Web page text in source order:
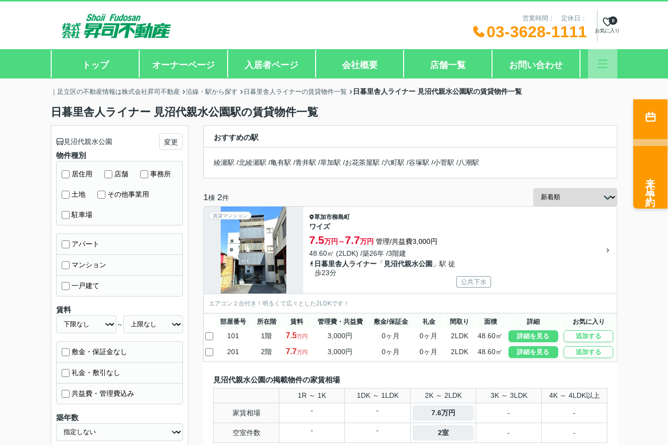
営業時間： 定休日：
03-3628-1111 お気に入り
0
トップ オーナーページ 入居者ページ 会社概要 店舗一覧 お問い合わせ
｜足立区の不動産情報は株式会社昇司不動産 沿線・駅から探す 日暮里舎人ライナーの賃貸物件一覧 日暮里舎人ライナー 見沼代親水公園駅の賃貸物件一覧
日暮里舎人ライナー 見沼代親水公園駅の賃貸物件一覧
おすすめの駅
綾瀬駅 /北綾瀬駅 /亀有駅 /青井駅 /草加駅 /お花茶屋駅 /六町駅 /谷塚駅 /小菅駅 /八潮駅
1棟 2件
賃貸マンション 草加市柳島町
ワイズ
7.5万円～7.7万円 管理/共益費3,000円
48.60㎡ (2LDK) /築26年 /3階建
日暮里舎人ライナー 「 見沼代親水公園 」駅 徒
歩23分
公共下水
エアコン２台付き！明るくて広々とした2LDKです！
部屋番号 所在階 賃料 管理費・共益費 敷金/保証金 礼金 間取り 面積 詳細 お気に入り
101 1階 7.5万円 3,000円 0ヶ月 0ヶ月 2LDK 48.60㎡ 詳細を見る 追加する
201 2階 7.7万円 3,000円 0ヶ月 0ヶ月 2LDK 48.60㎡ 詳細を見る 追加する
見沼代親水公園の掲載物件の家賃相場
1R ～ 1K 1DK ～ 1LDK 2K ～ 2LDK 3K ～ 3LDK 4K ～ 4LDK以上
家賃相場 - - 7.6万円 - -
空室件数 - - 2室 - -
見沼代親水公園 変更
物件種別
居住用 店舗 事務所
土地 その他事業用
駐車場
アパート
マンション
一戸建て
賃料
～
敷金・保証金なし
礼金・敷引なし
共益費・管理費込み
築年数
来店予約